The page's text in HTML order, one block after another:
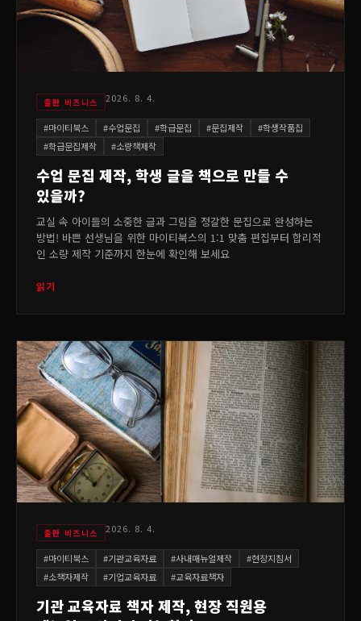
출판 비즈니스 2026. 8. 4.
#마이티북스 #수업문집 #학급문집 #문집제작 #학생작품집
#학급문집제작 #소량책제작
수업 문집 제작, 학생 글을 책으로 만들 수
있을까?
교실 속 아이들의 소중한 글과 그림을 정갈한 문집으로 완성하는
방법! 바쁜 선생님을 위한 마이티북스의 1:1 맞춤 편집부터 합리적
인 소량 제작 기준까지 한눈에 확인해 보세요
읽기
출판 비즈니스 2026. 8. 4.
#마이티북스 #기관교육자료 #사내매뉴얼제작 #현장지침서
#소책자제작 #기업교육자료 #교육자료책자
기관 교육자료 책자 제작, 현장 직원용